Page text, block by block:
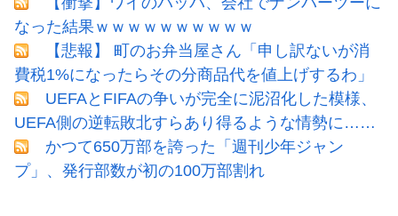
なった結果ｗｗｗｗｗｗｗｗｗｗ
【悲報】 町のお弁当屋さん「申し訳ないが消
費税1%になったらその分商品代を値上げするわ」
UEFAとFIFAの争いが完全に泥沼化した模様、
UEFA側の逆転敗北すらあり得るような情勢に……
かつて650万部を誇った「週刊少年ジャン
プ」、発行部数が初の100万部割れ